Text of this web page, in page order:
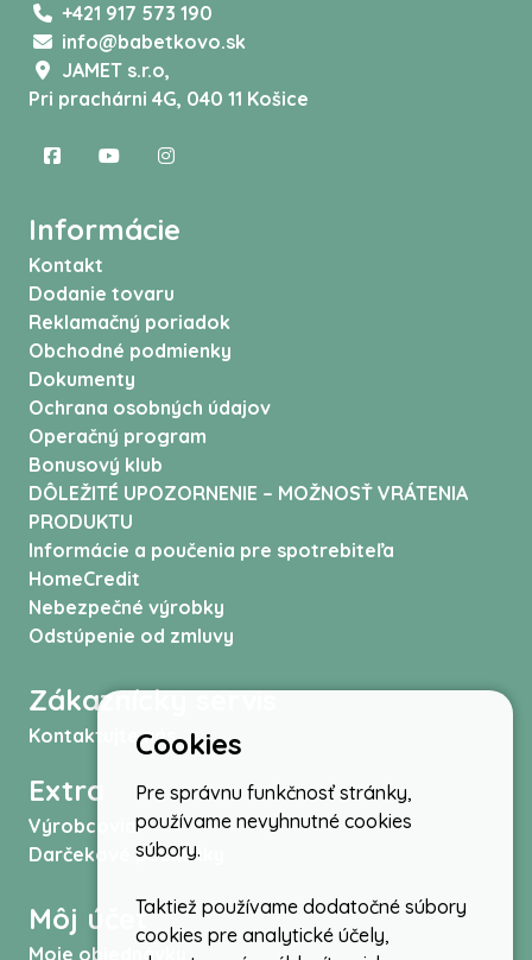
+421 917 573 190
info@babetkovo.sk
JAMET s.r.o,
Pri prachárni 4G, 040 11 Košice
Informácie
Kontakt
Dodanie tovaru
Reklamačný poriadok
Obchodné podmienky
Dokumenty
Ochrana osobných údajov
Operačný program
Bonusový klub
DÔLEŽITÉ UPOZORNENIE – MOŽNOSŤ VRÁTENIA
PRODUKTU
Informácie a poučenia pre spotrebiteľa
HomeCredit
Nebezpečné výrobky
Odstúpenie od zmluvy
Zákaznícky servis
Kontaktujte nás
Extra
Výrobcovia
Darčekové poukážky
Môj účet
Moje objednávky
Cookies
Pre správnu funkčnosť stránky,
používame nevyhnutné cookies
súbory.
Taktiež používame dodatočné súbory
cookies pre analytické účely,